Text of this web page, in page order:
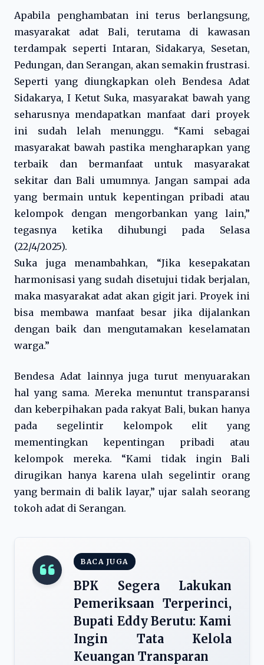
Apabila penghambatan ini terus berlangsung,
masyarakat adat Bali, terutama di kawasan
terdampak seperti Intaran, Sidakarya, Sesetan,
Pedungan, dan Serangan, akan semakin frustrasi.
Seperti yang diungkapkan oleh Bendesa Adat
Sidakarya, I Ketut Suka, masyarakat bawah yang
seharusnya mendapatkan manfaat dari proyek
ini sudah lelah menunggu. “Kami sebagai
masyarakat bawah pastika mengharapkan yang
terbaik dan bermanfaat untuk masyarakat
sekitar dan Bali umumnya. Jangan sampai ada
yang bermain untuk kepentingan pribadi atau
kelompok dengan mengorbankan yang lain,”
tegasnya ketika dihubungi pada Selasa
(22/4/2025).
Suka juga menambahkan, “Jika kesepakatan
harmonisasi yang sudah disetujui tidak berjalan,
maka masyarakat adat akan gigit jari. Proyek ini
bisa membawa manfaat besar jika dijalankan
dengan baik dan mengutamakan keselamatan
warga.”
Bendesa Adat lainnya juga turut menyuarakan
hal yang sama. Mereka menuntut transparansi
dan keberpihakan pada rakyat Bali, bukan hanya
pada segelintir kelompok elit yang
mementingkan kepentingan pribadi atau
kelompok mereka. “Kami tidak ingin Bali
dirugikan hanya karena ulah segelintir orang
yang bermain di balik layar,” ujar salah seorang
tokoh adat di Serangan.
BACA JUGA
BPK Segera Lakukan
Pemeriksaan Terperinci,
Bupati Eddy Berutu: Kami
Ingin Tata Kelola
Keuangan Transparan